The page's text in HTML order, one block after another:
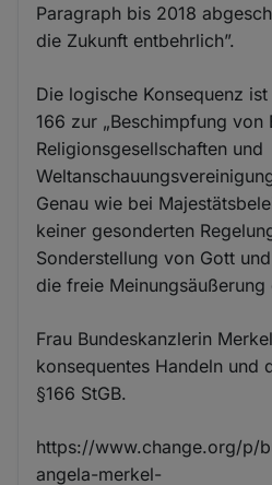
Paragraph bis 2018
die Zukunft entbehrlich”.
Die logische Konsequenz
166 zur „Beschimpfung von
Religionsgesellschaften und
Genau wie bei
keiner gesonderten
Sonderstellung von Gott
die freie Meinungsäußerung
Frau Bundeskanzlerin
konsequentes Handeln und
§166 StGB.
https://www.change.org/p/
angela-merkel-